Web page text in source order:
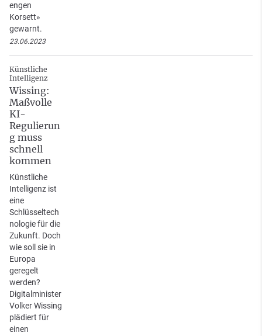
engen
Korsett»
gewarnt.
23.06.2023
Künstliche
Intelligenz
Wissing:
Maßvolle
KI-
Regulierun
g muss
schnell
kommen
Künstliche
Intelligenz ist
eine
Schlüsseltech
nologie für die
Zukunft. Doch
wie soll sie in
Europa
geregelt
werden?
Digitalminister
Volker Wissing
plädiert für
einen